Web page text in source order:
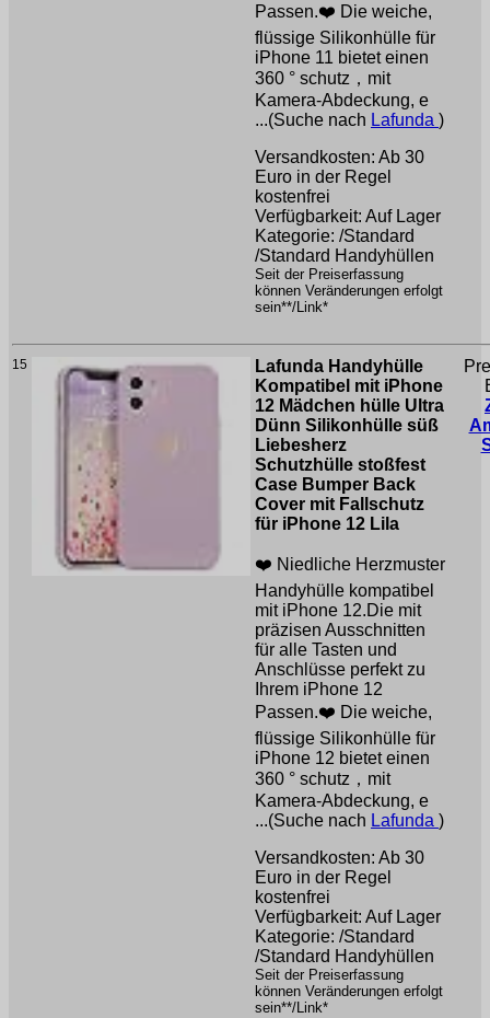
Passen.❤️ Die weiche,
flüssige Silikonhülle für
iPhone 11 bietet einen
360 ° schutz，mit
Kamera-Abdeckung, e
...(Suche nach Lafunda )
Versandkosten: Ab 30
Euro in der Regel
kostenfrei
Verfügbarkeit: Auf Lager
Kategorie: /Standard
/Standard Handyhüllen
Seit der Preiserfassung
können Veränderungen erfolgt
sein**/Link*
15
Lafunda Handyhülle
Kompatibel mit iPhone
12 Mädchen hülle Ultra
Dünn Silikonhülle süß
Liebesherz
Schutzhülle stoßfest
Case Bumper Back
Cover mit Fallschutz
für iPhone 12 Lila
❤️ Niedliche Herzmuster
Handyhülle kompatibel
mit iPhone 12.Die mit
präzisen Ausschnitten
für alle Tasten und
Anschlüsse perfekt zu
Ihrem iPhone 12
Passen.❤️ Die weiche,
flüssige Silikonhülle für
iPhone 12 bietet einen
360 ° schutz，mit
Kamera-Abdeckung, e
...(Suche nach Lafunda )
Versandkosten: Ab 30
Euro in der Regel
kostenfrei
Verfügbarkeit: Auf Lager
Kategorie: /Standard
/Standard Handyhüllen
Seit der Preiserfassung
können Veränderungen erfolgt
sein**/Link*